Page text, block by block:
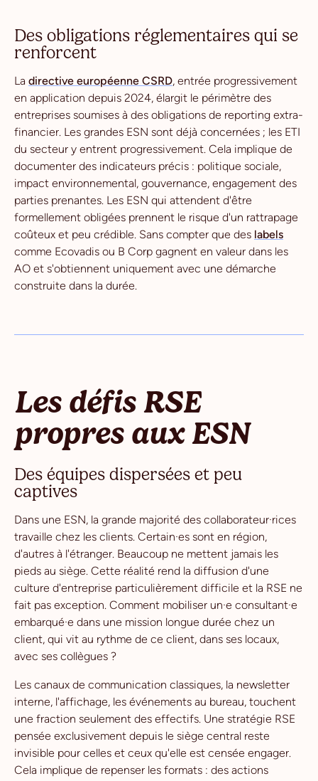
Des obligations réglementaires qui se
renforcent
La directive européenne CSRD, entrée progressivement
en application depuis 2024, élargit le périmètre des
entreprises soumises à des obligations de reporting extra-
financier. Les grandes ESN sont déjà concernées ; les ETI
du secteur y entrent progressivement. Cela implique de
documenter des indicateurs précis : politique sociale,
impact environnemental, gouvernance, engagement des
parties prenantes. Les ESN qui attendent d'être
formellement obligées prennent le risque d'un rattrapage
coûteux et peu crédible. Sans compter que des labels
comme Ecovadis ou B Corp gagnent en valeur dans les
AO et s'obtiennent uniquement avec une démarche
construite dans la durée.
Les défis RSE
propres aux ESN
Des équipes dispersées et peu
captives
Dans une ESN, la grande majorité des collaborateur·rices
travaille chez les clients. Certain·es sont en région,
d'autres à l'étranger. Beaucoup ne mettent jamais les
pieds au siège. Cette réalité rend la diffusion d'une
culture d'entreprise particulièrement difficile et la RSE ne
fait pas exception. Comment mobiliser un·e consultant·e
embarqué·e dans une mission longue durée chez un
client, qui vit au rythme de ce client, dans ses locaux,
avec ses collègues ?
Les canaux de communication classiques, la newsletter
interne, l'affichage, les événements au bureau, touchent
une fraction seulement des effectifs. Une stratégie RSE
pensée exclusivement depuis le siège central reste
invisible pour celles et ceux qu'elle est censée engager.
Cela implique de repenser les formats : des actions